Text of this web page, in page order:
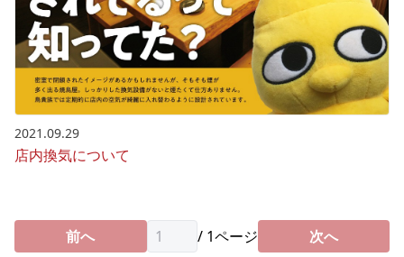
2021.09.29
店内換気について
前へ / 1ページ 次へ